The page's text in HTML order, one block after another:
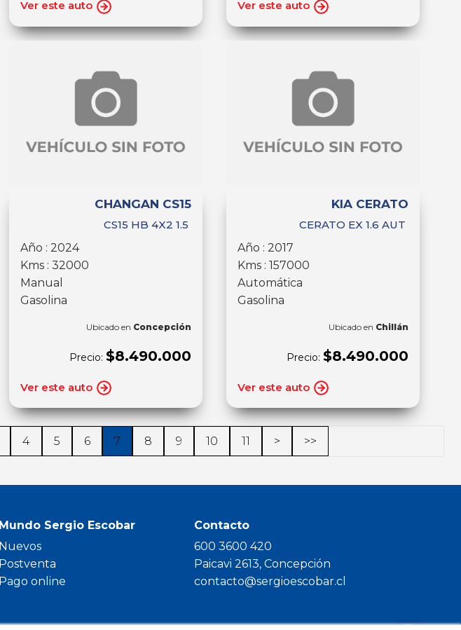
Ver este auto Ver este auto
CHANGAN CS15
CS15 HB 4X2 1.5
Año : 2024
Kms : 32000
Manual
Gasolina
Ubicado en Concepción
Precio: $8.490.000
Ver este auto
KIA CERATO
CERATO EX 1.6 AUT
Año : 2017
Kms : 157000
Automática
Gasolina
Ubicado en Chillán
Precio: $8.490.000
Ver este auto
4 5 6 7 8 9 10 11 > >>
Mundo Sergio Escobar
Nuevos
Postventa
Pago online
Contacto
600 3600 420
Paicavi 2613, Concepción
contacto@sergioescobar.cl